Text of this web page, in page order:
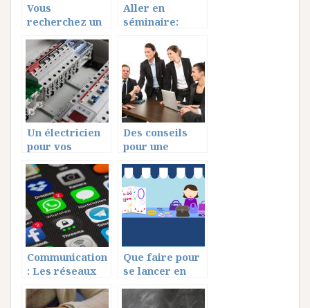
Vous
recherchez un
Caen? Voici ce
qu’il vous faut
Aller en
séminaire:
préparer?
Un électricien
pour vos
Des conseils
pour une
professionnelle
réussie
Communication
: Les réseaux
applications
Que faire pour
se lancer en